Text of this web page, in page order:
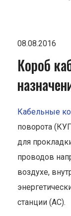
08.08.2016
Короб
Кабельные
поворота
для
проводов
воздухе,
станции (АС).